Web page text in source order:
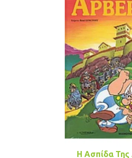
H Aσπίδα